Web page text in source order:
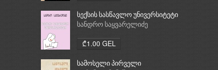
სექსის სასწავლო უნივერსიტეტი
სანდრო საყვარელიძე
₾1.00 GEL
სამოსელი პირველი